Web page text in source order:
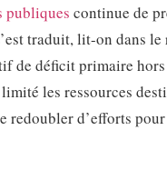
publiques continue de
traduit, lit-on dans
de déficit primaire
les ressources
d’efforts